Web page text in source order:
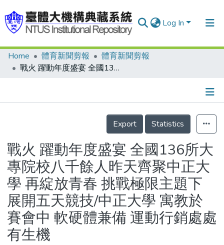
Log In
Communities & Collections
Statistics
Home 體育新聞剪報
體育新聞剪報
戰火 躍動年度盛宴 全國136所大專院校八千餘人昨天齊聚中正大學 再綻放青春 挑戰極限主題下 展開五天競技/中正大學 寓教於賽會中 軟硬體兼備 運動行銷處處有生機
Details
Export
Statistics
戰火 躍動年度盛宴 全國136所大
專院校八千餘人昨天齊聚中正大
學 再綻放青春 挑戰極限主題下
展開五天競技/中正大學 寓教於
賽會中 軟硬體兼備 運動行銷處處
有生機